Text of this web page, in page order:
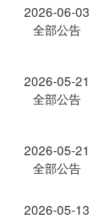
2026-06-03
全部公告
2026-05-21
全部公告
2026-05-21
全部公告
2026-05-13